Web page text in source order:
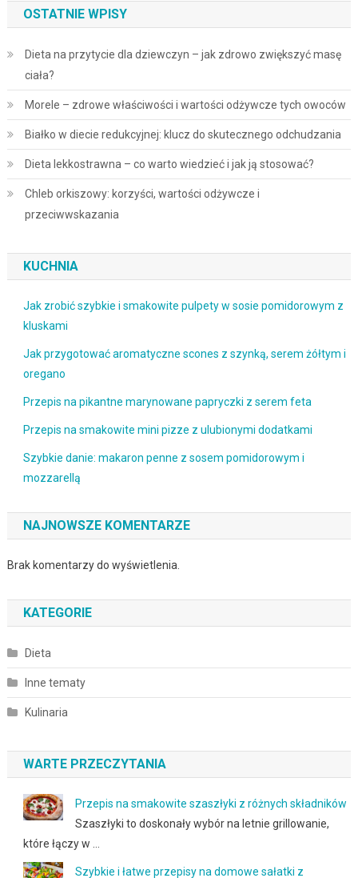
OSTATNIE WPISY
Dieta na przytycie dla dziewczyn – jak zdrowo zwiększyć masę
ciała?
Morele – zdrowe właściwości i wartości odżywcze tych owoców
Białko w diecie redukcyjnej: klucz do skutecznego odchudzania
Dieta lekkostrawna – co warto wiedzieć i jak ją stosować?
Chleb orkiszowy: korzyści, wartości odżywcze i
przeciwwskazania
KUCHNIA
Jak zrobić szybkie i smakowite pulpety w sosie pomidorowym z
kluskami
Jak przygotować aromatyczne scones z szynką, serem żółtym i
oregano
Przepis na pikantne marynowane papryczki z serem feta
Przepis na smakowite mini pizze z ulubionymi dodatkami
Szybkie danie: makaron penne z sosem pomidorowym i
mozzarellą
NAJNOWSZE KOMENTARZE
Brak komentarzy do wyświetlenia.
KATEGORIE
Dieta
Inne tematy
Kulinaria
WARTE PRZECZYTANIA
Przepis na smakowite szaszłyki z różnych składników
Szaszłyki to doskonały wybór na letnie grillowanie,
które łączy w …
Szybkie i łatwe przepisy na domowe sałatki z